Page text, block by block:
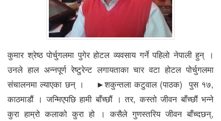
कुमार श्रेष्ठ पोर्चुगलमा पुगेर होटल व्यवसाय गर्ने पहिलो नेपाली हुन् ।
उनले हाल अन्नपूर्ण रेष्टुरेन्ट लगायताका चार वटा होटल पोर्चुगलमा
संचालनमा ल्याएका छन् । ►शकुन्तला कटुवाल (पाठक) पुस १७,
काठमाडौं । जन्मिएपछि हामी बाँच्छौं । तर, कस्तो जीवन बाँच्छौं भन्ने
कुरा हाम्रो कलाको कुरा हो । कसैले गुणस्तरिय जीवन बाँच्दछन्,